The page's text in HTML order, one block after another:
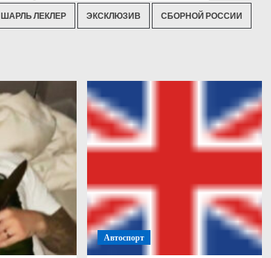
ШАРЛЬ ЛЕКЛЕР ЭКСКЛЮЗИВ СБОРНОЙ РОССИИ
Автоспорт